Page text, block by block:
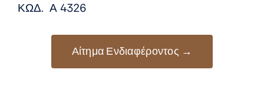
ΚΩΔ. Α 4326
Αίτημα Ενδιαφέροντος →